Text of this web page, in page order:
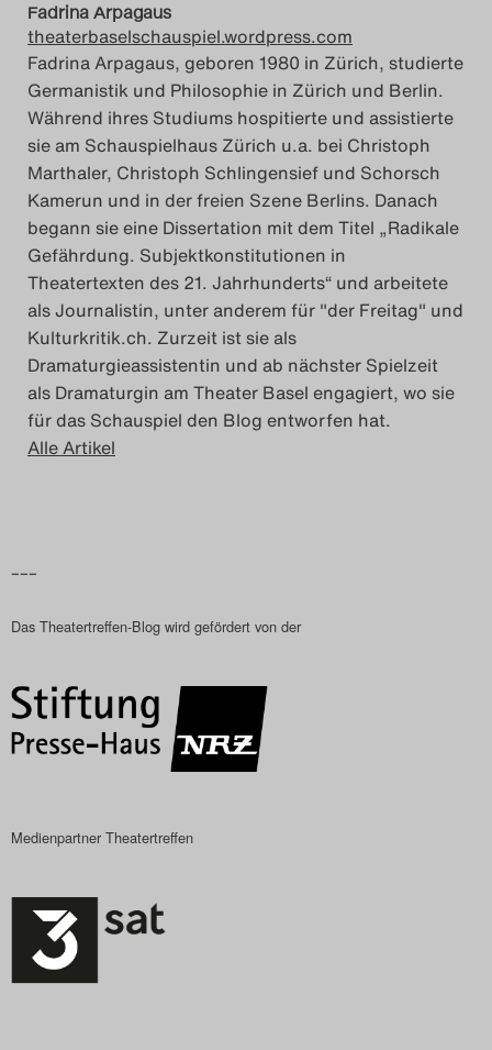
Fadrina Arpagaus
theaterbaselschauspiel.wordpress.com
Fadrina Arpagaus, geboren 1980 in Zürich, studierte
Germanistik und Philosophie in Zürich und Berlin.
Während ihres Studiums hospitierte und assistierte
sie am Schauspielhaus Zürich u.a. bei Christoph
Marthaler, Christoph Schlingensief und Schorsch
Kamerun und in der freien Szene Berlins. Danach
begann sie eine Dissertation mit dem Titel „Radikale
Gefährdung. Subjektkonstitutionen in
Theatertexten des 21. Jahrhunderts“ und arbeitete
als Journalistin, unter anderem für "der Freitag" und
Kulturkritik.ch. Zurzeit ist sie als
Dramaturgieassistentin und ab nächster Spielzeit
als Dramaturgin am Theater Basel engagiert, wo sie
für das Schauspiel den Blog entworfen hat.
Alle Artikel
–––
Das Theatertreffen-Blog wird gefördert von der
Medienpartner Theatertreffen